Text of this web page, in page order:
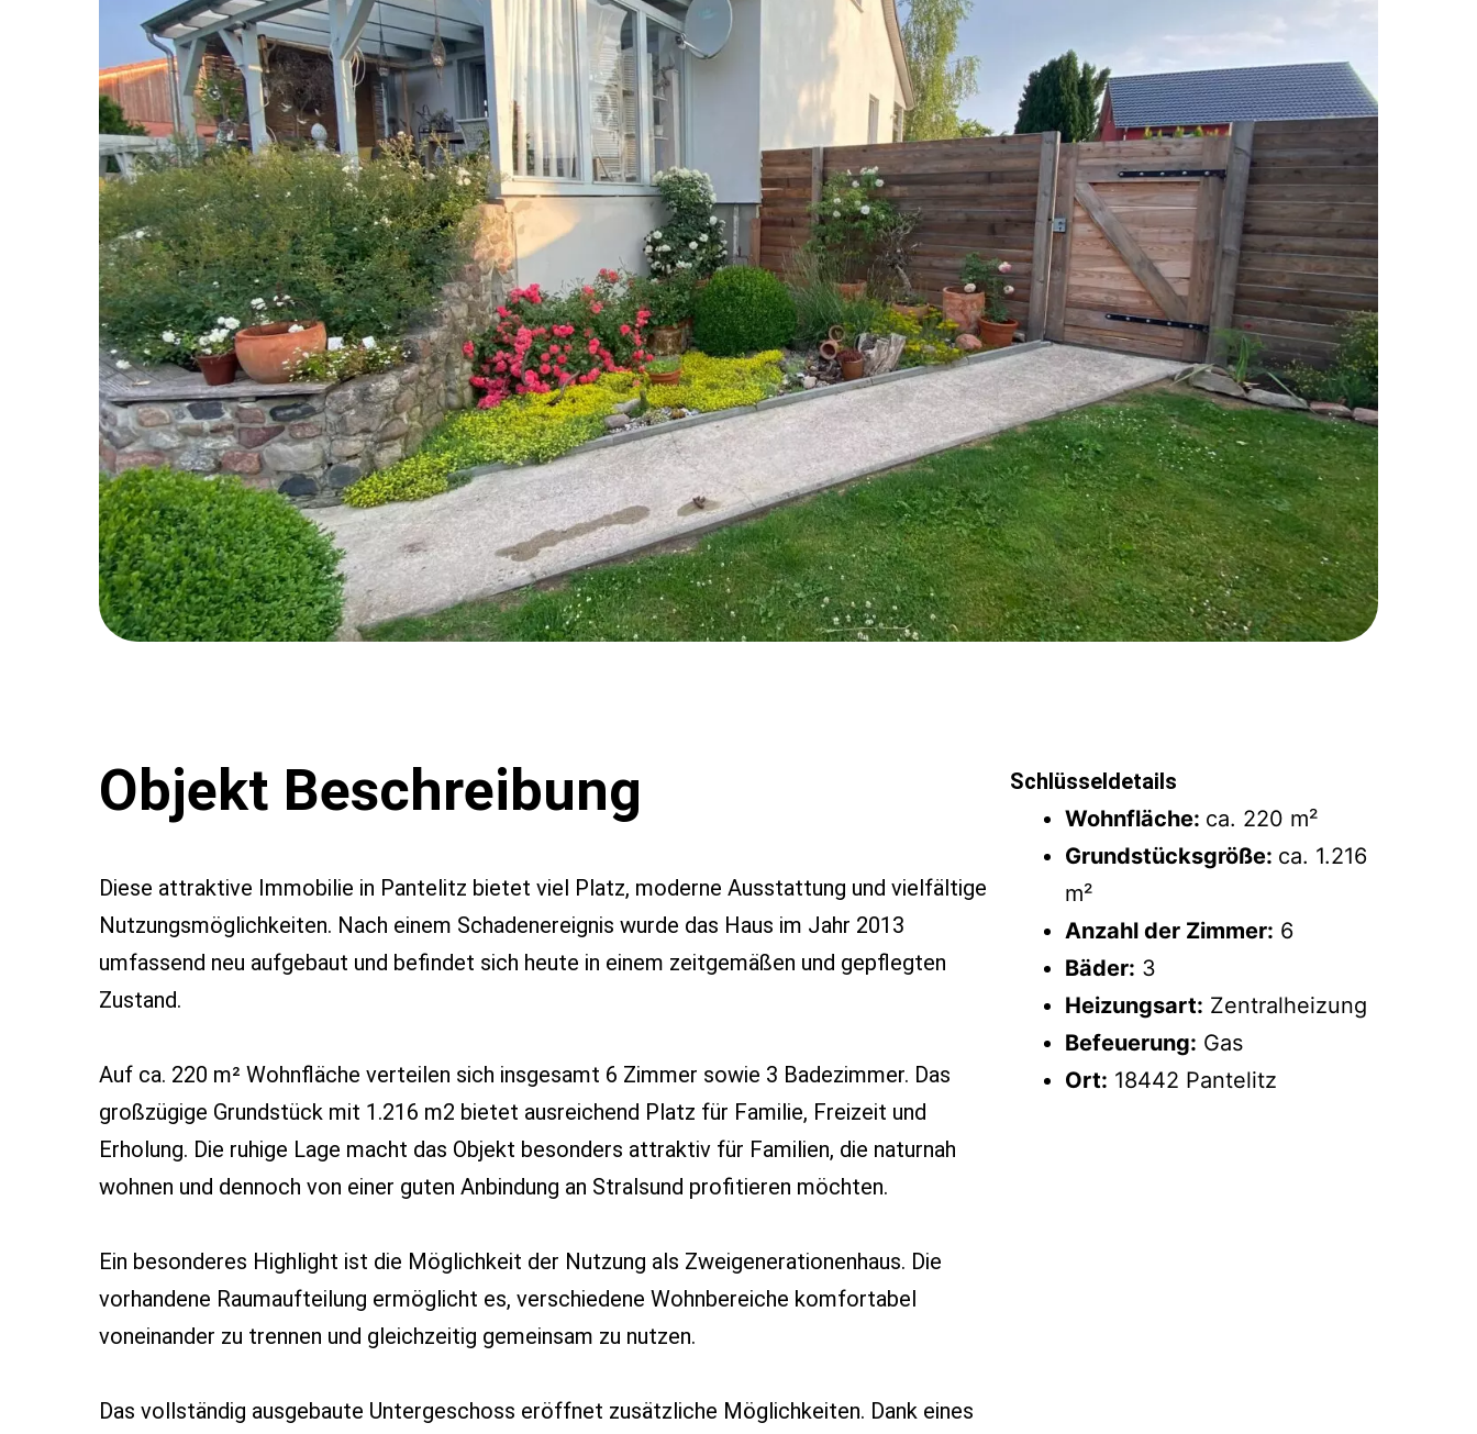
Objekt Beschreibung
Diese attraktive Immobilie in Pantelitz bietet viel Platz, moderne Ausstattung und vielfältige
Nutzungsmöglichkeiten. Nach einem Schadenereignis wurde das Haus im Jahr 2013
umfassend neu aufgebaut und befindet sich heute in einem zeitgemäßen und gepflegten
Zustand.
Auf ca. 220 m² Wohnfläche verteilen sich insgesamt 6 Zimmer sowie 3 Badezimmer. Das
großzügige Grundstück mit 1.216 m2 bietet ausreichend Platz für Familie, Freizeit und
Erholung. Die ruhige Lage macht das Objekt besonders attraktiv für Familien, die naturnah
wohnen und dennoch von einer guten Anbindung an Stralsund profitieren möchten.
Ein besonderes Highlight ist die Möglichkeit der Nutzung als Zweigenerationenhaus. Die
vorhandene Raumaufteilung ermöglicht es, verschiedene Wohnbereiche komfortabel
voneinander zu trennen und gleichzeitig gemeinsam zu nutzen.
Das vollständig ausgebaute Untergeschoss eröffnet zusätzliche Möglichkeiten. Dank eines
Schlüsseldetails
Wohnfläche: ca. 220 m²
Grundstücksgröße: ca. 1.216
m²
Anzahl der Zimmer: 6
Bäder: 3
Heizungsart: Zentralheizung
Befeuerung: Gas
Ort: 18442 Pantelitz